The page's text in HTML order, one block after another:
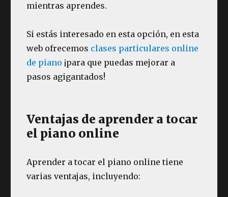
mientras aprendes.
Si estás interesado en esta opción, en esta
web ofrecemos clases particulares online
de piano ¡para que puedas mejorar a
pasos agigantados!
Ventajas de aprender a tocar
el piano online
Aprender a tocar el piano online tiene
varias ventajas, incluyendo: